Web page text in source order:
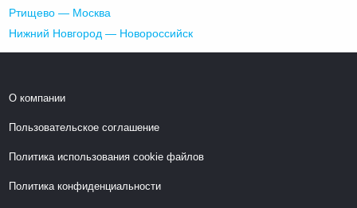
Ртищево — Москва
Нижний Новгород — Новороссийск
О компании
Пользовательское соглашение
Политика использования cookie файлов
Политика конфиденциальности